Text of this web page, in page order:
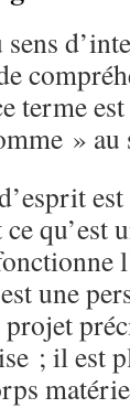
terme
» au
qu’est
une
; il est